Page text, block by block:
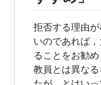
拒否する理由
いのであれば
ることをお勧
教員とは異な